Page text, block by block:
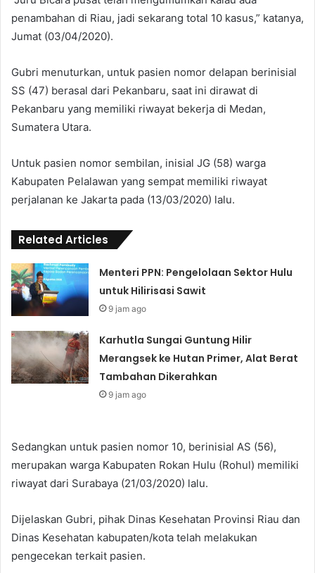
penambahan di Riau, jadi sekarang total 10 kasus,” katanya,
Jumat (03/04/2020).
Gubri menuturkan, untuk pasien nomor delapan berinisial
SS (47) berasal dari Pekanbaru, saat ini dirawat di
Pekanbaru yang memiliki riwayat bekerja di Medan,
Sumatera Utara.
Untuk pasien nomor sembilan, inisial JG (58) warga
Kabupaten Pelalawan yang sempat memiliki riwayat
perjalanan ke Jakarta pada (13/03/2020) lalu.
Related Articles
Menteri PPN: Pengelolaan Sektor Hulu
untuk Hilirisasi Sawit
9 jam ago
Karhutla Sungai Guntung Hilir
Merangsek ke Hutan Primer, Alat Berat
Tambahan Dikerahkan
9 jam ago
Sedangkan untuk pasien nomor 10, berinisial AS (56),
merupakan warga Kabupaten Rokan Hulu (Rohul) memiliki
riwayat dari Surabaya (21/03/2020) lalu.
Dijelaskan Gubri, pihak Dinas Kesehatan Provinsi Riau dan
Dinas Kesehatan kabupaten/kota telah melakukan
pengecekan terkait pasien.